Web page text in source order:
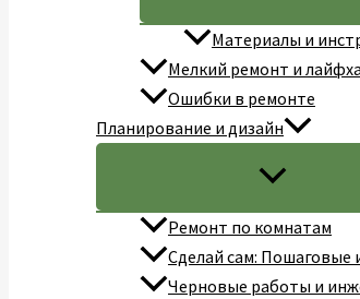
Материалы и
Мелкий ремонт и
Ошибки в ремонте
Планирование и дизайн
Ремонт по комнатам
Сделай сам: Пошаговые
Черновые работы и